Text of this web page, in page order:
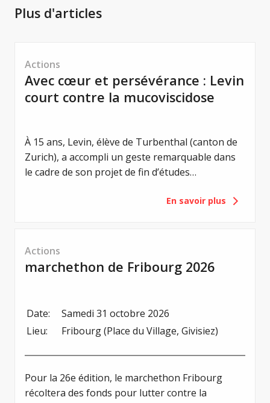
Plus d'articles
Actions
Avec cœur et persévérance : Levin
court contre la mucoviscidose
À 15 ans, Levin, élève de Turbenthal (canton de
Zurich), a accompli un geste remarquable dans
le cadre de son projet de fin d’études
Winterthur pour sensibiliser le public à la
En savoir plus
Actions
marchethon de Fribourg 2026
Date:
Samedi 31 octobre 2026
Lieu:
Fribourg (Place du Village, Givisiez)
Pour la 26e édition, le marchethon Fribourg
récoltera des fonds pour lutter contre la